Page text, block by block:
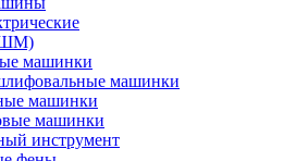
машинки
машинки
машинки
машинки
инструмент